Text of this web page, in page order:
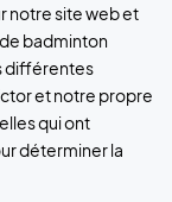
notre site web et
badminton
différentes
et notre propre
qui ont
déterminer la